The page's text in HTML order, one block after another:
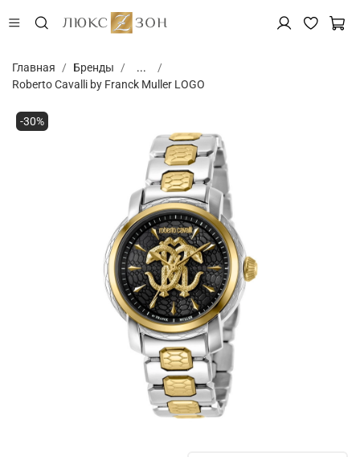
Главная Бренды
...
Roberto Cavalli by Franck Muller LOGO
-30%